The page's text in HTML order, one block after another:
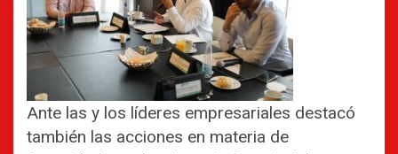
Ante las y los líderes empresariales destacó
también las acciones en materia de